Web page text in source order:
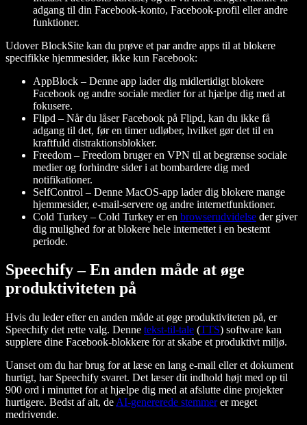
adgang til din Facebook-konto, Facebook-profil eller andre
funktioner.
Udover BlockSite kan du prøve et par andre apps til at blokere
specifikke hjemmesider, ikke kun Facebook:
AppBlock – Denne app lader dig midlertidigt blokere
Facebook og andre sociale medier for at hjælpe dig med at
fokusere.
Flipd – Når du låser Facebook på Flipd, kan du ikke få
adgang til det, før en timer udløber, hvilket gør det til en
kraftfuld distraktionsblokker.
Freedom – Freedom bruger en VPN til at begrænse sociale
medier og forhindre sider i at bombardere dig med
notifikationer.
SelfControl – Denne MacOS-app lader dig blokere mange
hjemmesider, e-mail-servere og andre internetfunktioner.
Cold Turkey – Cold Turkey er en browserudvidelse der giver
dig mulighed for at blokere hele internettet i en bestemt
periode.
Speechify – En anden måde at øge
produktiviteten på
Hvis du leder efter en anden måde at øge produktiviteten på, er
Speechify det rette valg. Denne tekst-til-tale (TTS) software kan
supplere dine Facebook-blokkere for at skabe et produktivt miljø.
Uanset om du har brug for at læse en lang e-mail eller et dokument
hurtigt, har Speechify svaret. Det læser dit indhold højt med op til
900 ord i minuttet for at hjælpe dig med at afslutte dine projekter
hurtigere. Bedst af alt, de AI-genererede stemmerer meget
medrivende.